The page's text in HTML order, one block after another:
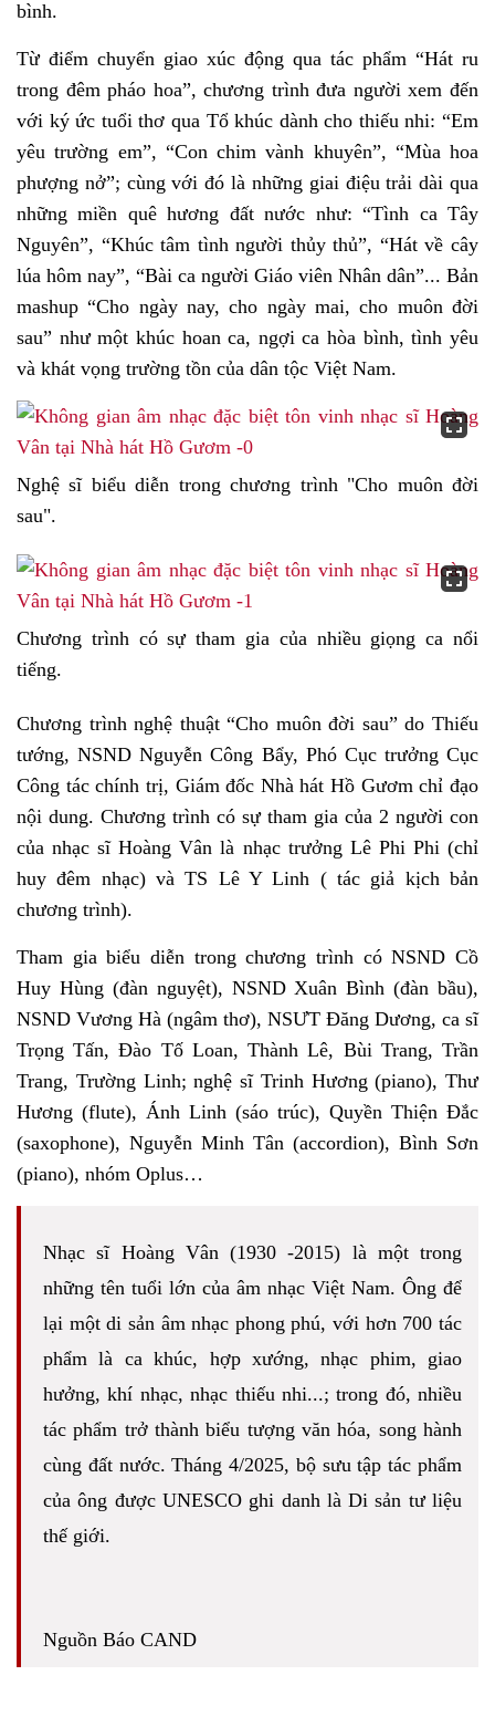
bình.
Từ điểm chuyển giao xúc động qua tác phẩm “Hát ru
trong đêm pháo hoa”, chương trình đưa người xem đến
với ký ức tuổi thơ qua Tổ khúc dành cho thiếu nhi: “Em
yêu trường em”, “Con chim vành khuyên”, “Mùa hoa
phượng nở”; cùng với đó là những giai điệu trải dài qua
những miền quê hương đất nước như: “Tình ca Tây
Nguyên”, “Khúc tâm tình người thủy thủ”, “Hát về cây
lúa hôm nay”, “Bài ca người Giáo viên Nhân dân”... Bản
mashup “Cho ngày nay, cho ngày mai, cho muôn đời
sau” như một khúc hoan ca, ngợi ca hòa bình, tình yêu
và khát vọng trường tồn của dân tộc Việt Nam.
Nghệ sĩ biểu diễn trong chương trình "Cho muôn đời
sau".
Chương trình có sự tham gia của nhiều giọng ca nổi
tiếng.
Chương trình nghệ thuật “Cho muôn đời sau” do Thiếu
tướng, NSND Nguyễn Công Bẩy, Phó Cục trưởng Cục
Công tác chính trị, Giám đốc Nhà hát Hồ Gươm chỉ đạo
nội dung. Chương trình có sự tham gia của 2 người con
của nhạc sĩ Hoàng Vân là nhạc trưởng Lê Phi Phi (chỉ
huy đêm nhạc) và TS Lê Y Linh ( tác giả kịch bản
chương trình).
Tham gia biểu diễn trong chương trình có NSND Cồ
Huy Hùng (đàn nguyệt), NSND Xuân Bình (đàn bầu),
NSND Vương Hà (ngâm thơ), NSƯT Đăng Dương, ca sĩ
Trọng Tấn, Đào Tố Loan, Thành Lê, Bùi Trang, Trần
Trang, Trường Linh; nghệ sĩ Trinh Hương (piano), Thư
Hương (flute), Ánh Linh (sáo trúc), Quyền Thiện Đắc
(saxophone), Nguyễn Minh Tân (accordion), Bình Sơn
(piano), nhóm Oplus…
Nhạc sĩ Hoàng Vân (1930 -2015) là một trong
những tên tuổi lớn của âm nhạc Việt Nam. Ông để
lại một di sản âm nhạc phong phú, với hơn 700 tác
phẩm là ca khúc, hợp xướng, nhạc phim, giao
hưởng, khí nhạc, nhạc thiếu nhi...; trong đó, nhiều
tác phẩm trở thành biểu tượng văn hóa, song hành
cùng đất nước. Tháng 4/2025, bộ sưu tập tác phẩm
của ông được UNESCO ghi danh là Di sản tư liệu
thế giới.
Nguồn Báo CAND